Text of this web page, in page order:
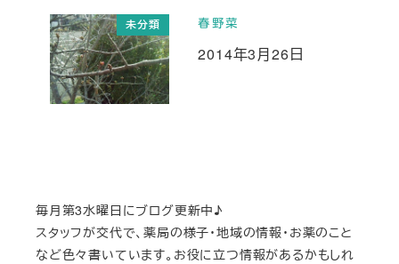
未分類 春野菜
投稿日
2014年3月26日
毎月第3水曜日にブログ更新中♪
スタッフが交代で、薬局の様子・地域の情報・お薬のこと
など色々書いています。お役に立つ情報があるかもしれ